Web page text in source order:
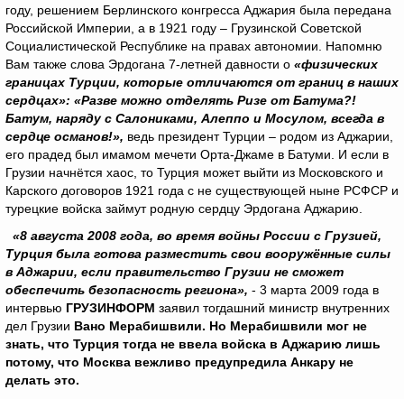
году, решением Берлинского конгресса Аджария была передана
Российской Империи, а в 1921 году – Грузинской Советской
Социалистической Республике на правах автономии. Напомню
Вам также слова Эрдогана 7-летней давности о «физических
границах Турции, которые отличаются от границ в наших
сердцах»: «Разве можно отделять Ризе от Батума?!
Батум, наряду с Салониками, Алеппо и Мосулом, всегда в
сердце османов!», ведь президент Турции – родом из Аджарии,
его прадед был имамом мечети Орта-Джаме в Батуми. И если в
Грузии начнётся хаос, то Турция может выйти из Московского и
Карского договоров 1921 года с не существующей ныне РСФСР и
турецкие войска займут родную сердцу Эрдогана Аджарию.
«8 августа 2008 года, во время войны России с Грузией,
Турция была готова разместить свои вооружённые силы
в Аджарии, если правительство Грузии не сможет
обеспечить безопасность региона», - 3 марта 2009 года в
интервью ГРУЗИНФОРМ заявил тогдашний министр внутренних
дел Грузии Вано Мерабишвили. Но Мерабишвили мог не
знать, что Турция тогда не ввела войска в Аджарию лишь
потому, что Москва вежливо предупредила Анкару не
делать это.